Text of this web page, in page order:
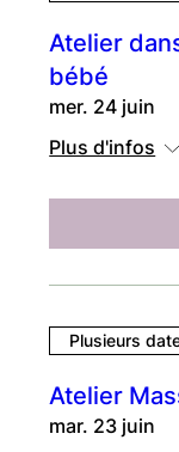
Atelier
bébé
mer. 24 juin
Plus d'infos
Plusieurs
Atelier
mar. 23 juin